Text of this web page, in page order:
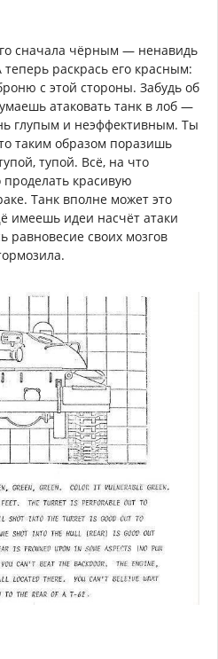
сначала чёрным — ненавидь
раскрась его красным:
с этой стороны. Забудь об
атаковать танк в лоб —
глупым и неэффективным. Ты
таким образом поразишь
тупой. Всё, на что
красивую
Танк вполне может это
имеешь идеи насчёт атаки
равновесие своих мозгов